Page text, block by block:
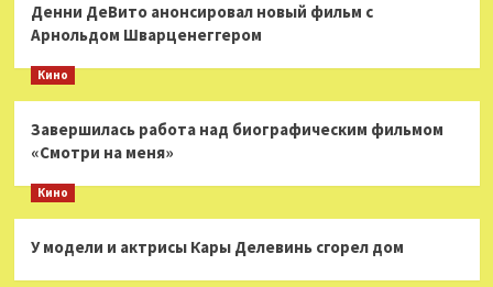
Денни ДеВито анонсировал новый фильм с
Арнольдом Шварценеггером
Кино
Завершилась работа над биографическим фильмом
«Смотри на меня»
Кино
У модели и актрисы Кары Делевинь сгорел дом